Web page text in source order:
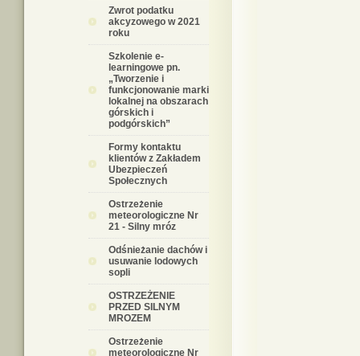
Zwrot podatku
akcyzowego w 2021
roku
Szkolenie e-
learningowe pn.
„Tworzenie i
funkcjonowanie marki
lokalnej na obszarach
górskich i
podgórskich”
Formy kontaktu
klientów z Zakładem
Ubezpieczeń
Społecznych
Ostrzeżenie
meteorologiczne Nr
21 - Silny mróz
Odśnieżanie dachów i
usuwanie lodowych
sopli
OSTRZEŻENIE
PRZED SILNYM
MROZEM
Ostrzeżenie
meteorologiczne Nr